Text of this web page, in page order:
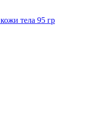
тела 95 гр